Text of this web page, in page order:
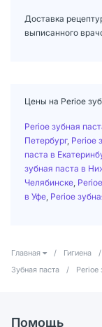
Доставка
выписанного
Цены на Perioe
Perioe зубная
Петербург, Perioe
паста в
зубная паста в
Челябинске
в Уфе Perioe
Главная / Гигиена /
Зубная паста
/ Perioe
Помощь